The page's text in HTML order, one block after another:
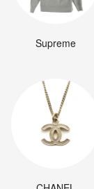
Supreme